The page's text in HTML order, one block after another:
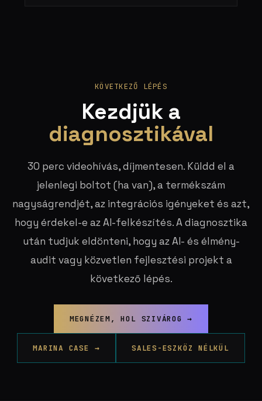
KÖVETKEZŐ LÉPÉS
Kezdjük a
diagnosztikával
30 perc videohívás, díjmentesen. Küldd el a
jelenlegi boltot (ha van), a termékszám
nagyságrendjét, az integrációs igényeket és azt,
hogy érdekel-e az AI-felkészítés. A diagnosztika
után tudjuk eldönteni, hogy az AI- és élmény-
audit vagy közvetlen fejlesztési projekt a
következő lépés.
MEGNÉZEM, HOL SZIVÁROG →
MARINA CASE → SALES-ESZKÖZ NÉLKÜL